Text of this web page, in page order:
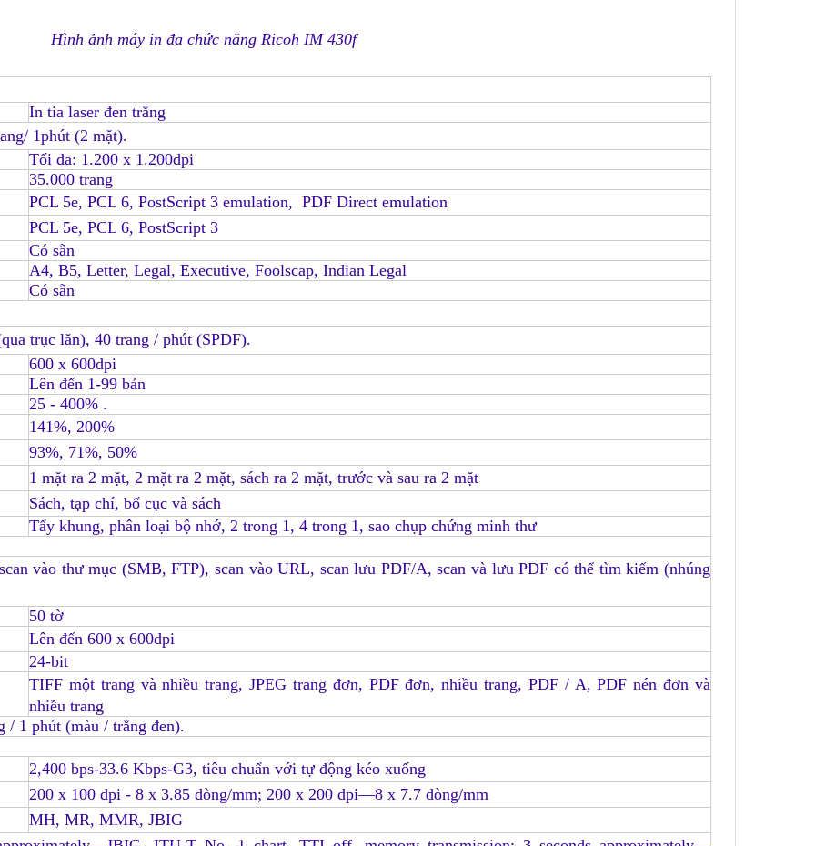
Hình ảnh máy in đa chức năng Ricoh IM 430f
In tia laser đen trắng
1phút (2 mặt).
Tối đa: 1.200 x 1.200dpi
35.000 trang
PCL 5e, PCL 6, PostScript 3 emulation, PDF Direct emulation
PCL 5e, PCL 6, PostScript 3
Có sẵn
A4, B5, Letter, Legal, Executive, Foolscap, Indian Legal
Có sẵn
trục lăn), 40 trang / phút (SPDF).
600 x 600dpi
Lên đến 1-99 bản
25 - 400% .
141%, 200%
93%, 71%, 50%
1 mặt ra 2 mặt, 2 mặt ra 2 mặt, sách ra 2 mặt, trước và sau ra 2 mặt
Sách, tạp chí, bố cục và sách
Tẩy khung, phân loại bộ nhớ, 2 trong 1, 4 trong 1, sao chụp chứng minh thư
vào thư mục (SMB, FTP), scan vào URL, scan lưu PDF/A, scan và lưu PDF có thể tìm kiếm (nhúng
50 tờ
Lên đến 600 x 600dpi
24-bit
TIFF một trang và nhiều trang, JPEG trang đơn, PDF đơn, nhiều trang, PDF / A, PDF nén đơn và
nhiều trang
/ 1 phút (màu / trắng đen).
2,400 bps-33.6 Kbps-G3, tiêu chuẩn với tự động kéo xuống
200 x 100 dpi - 8 x 3.85 dòng/mm; 200 x 200 dpi—8 x 7.7 dòng/mm
MH, MR, MMR, JBIG